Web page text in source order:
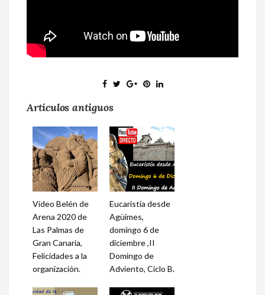
Artículos antiguos
Vídeo Belén de
Arena 2020 de
Las Palmas de
Gran Canaria,
Felicidades a la
organización.
Eucaristía desde
Agüimes,
domingo 6 de
diciembre ,II
Domingo de
Adviento, Ciclo B.